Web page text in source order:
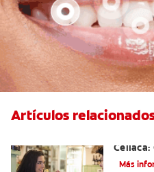
Artículos
Celíaca:
Más